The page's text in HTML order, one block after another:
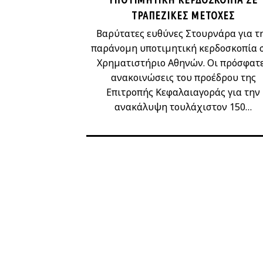
ΤΡΑΠΕΖΙΚΈΣ ΜΕΤΟΧΈΣ
Βαρύτατες ευθύνες Στουρνάρα για
παράνομη υποτιμητική κερδοσκοπία
Χρηματιστήριο Αθηνών. Οι
ανακοινώσεις του προέδρου της
Επιτροπής Κεφαλαιαγοράς για την
ανακάλυψη τουλάχιστον 150…